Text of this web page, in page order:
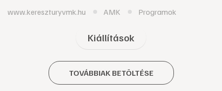
www.kereszturyvmk.hu AMK Programok
Kiállítások
TOVÁBBIAK BETÖLTÉSE